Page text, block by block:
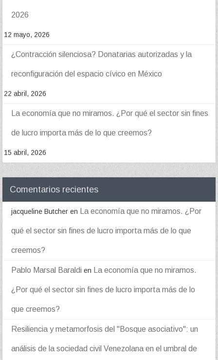
2026
12 mayo, 2026
¿Contracción silenciosa? Donatarias autorizadas y la
reconfiguración del espacio cívico en México
22 abril, 2026
La economía que no miramos. ¿Por qué el sector sin fines
de lucro importa más de lo que creemos?
15 abril, 2026
Comentarios recientes
jacqueline Butcher en La economía que no miramos. ¿Por
qué el sector sin fines de lucro importa más de lo que
creemos?
Pablo Marsal Baraldi en La economía que no miramos.
¿Por qué el sector sin fines de lucro importa más de lo
que creemos?
Resiliencia y metamorfosis del "Bosque asociativo": un
análisis de la sociedad civil Venezolana en el umbral de